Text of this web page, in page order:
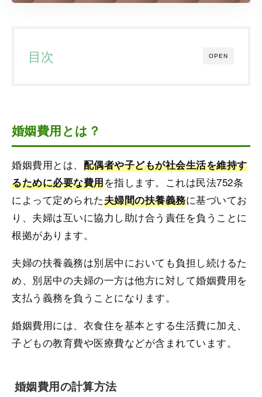
OPEN
目次
婚姻費用とは？
婚姻費用とは、 配偶者や子どもが社会生活を維持す
るために必要な費用を指します。これは民法752条
によって定められた夫婦間の扶養義務に基づいてお
り、夫婦は互いに協力し助け合う責任を負うことに
根拠があります。
夫婦の扶養義務は別居中においても負担し続けるた
め、別居中の夫婦の一方は他方に対して婚姻費用を
支払う義務を負うことになります。
婚姻費用には、衣食住を基本とする生活費に加え、
子どもの教育費や医療費などが含まれています。
婚姻費用の計算方法